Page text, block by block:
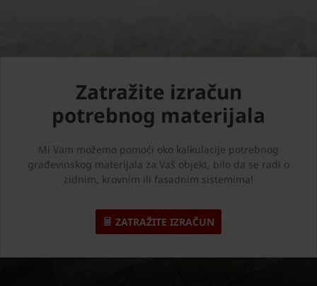
Zatražite izračun
potrebnog materijala
Mi Vam možemo pomoći oko kalkulacije potrebnog
građevinskog materijala za Vaš objekt, bilo da se radi o
zidnim, krovnim ili fasadnim sistemima!
ZATRAŽITE IZRAČUN